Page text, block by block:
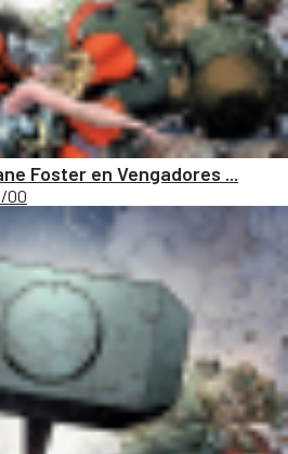
Foster en Vengadores ...
00